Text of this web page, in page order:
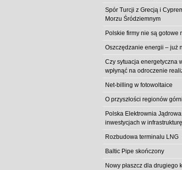
Spór Turcji z Grecją i
Morzu Śródziemnym
Polskie firmy nie są gotowe
Oszczędzanie energii – już
Czy sytuacja energetyczna
wpłynąć na odroczenie
Net-billing w fotowoltaice
O przyszłości regionów
Polska Elektrownia
inwestycjach w infrastrukturę
Rozbudowa terminalu LNG
Baltic Pipe skończony
Nowy płaszcz dla drugiego